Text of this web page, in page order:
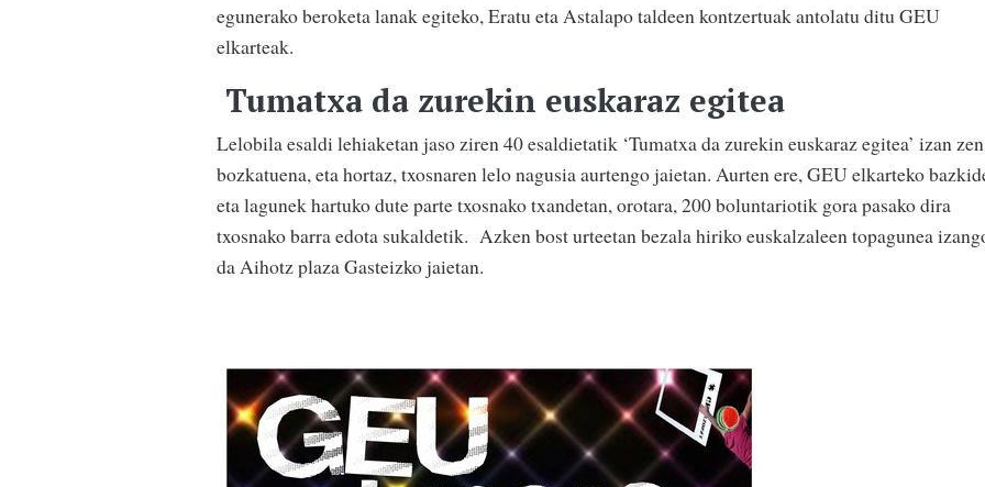
egunerako beroketa lanak egiteko, Eratu eta Astalapo taldeen kontzertuak antolatu ditu GEU
elkarteak.
Tumatxa da zurekin euskaraz egitea
Lelobila esaldi lehiaketan jaso ziren 40 esaldietatik ‘Tumatxa da zurekin euskaraz egitea’ izan zen
bozkatuena, eta hortaz, txosnaren lelo nagusia aurtengo jaietan. Aurten ere, GEU elkarteko
eta lagunek hartuko dute parte txosnako txandetan, orotara, 200 boluntariotik gora pasako dira
txosnako barra edota sukaldetik. Azken bost urteetan bezala hiriko euskalzaleen topagunea
da Aihotz plaza Gasteizko jaietan.